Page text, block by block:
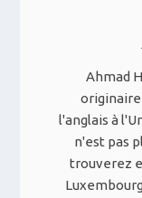
Ahmad
originaire
l'anglais à
n'est pas
trouverez